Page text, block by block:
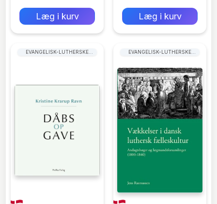
Læg i kurv Læg i kurv
EVANGELISK-LUTHERSKE
EVANGELISK-LUTHERSKE